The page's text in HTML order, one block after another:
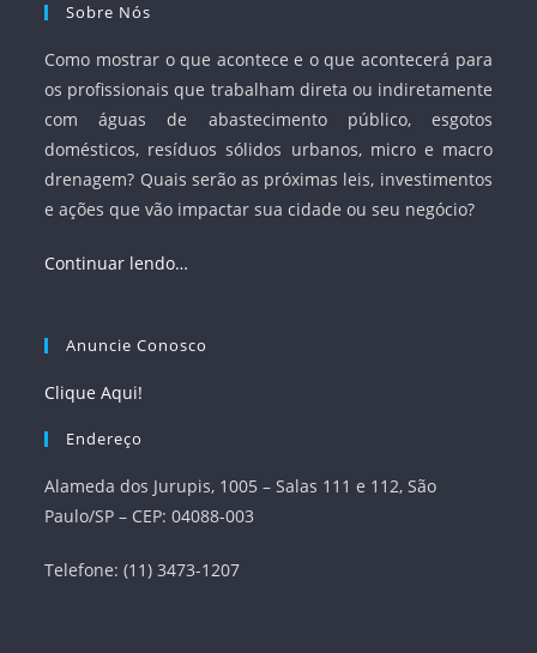
Sobre Nós
Como mostrar o que acontece e o que acontecerá para
os profissionais que trabalham direta ou indiretamente
com águas de abastecimento público, esgotos
domésticos, resíduos sólidos urbanos, micro e macro
drenagem? Quais serão as próximas leis, investimentos
e ações que vão impactar sua cidade ou seu negócio?
Continuar lendo…
Anuncie Conosco
Clique Aqui!
Endereço
Alameda dos Jurupis, 1005 – Salas 111 e 112, São
Paulo/SP – CEP: 04088-003
Telefone: (11) 3473-1207